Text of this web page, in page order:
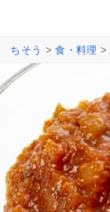
ちそう >食・料理 >